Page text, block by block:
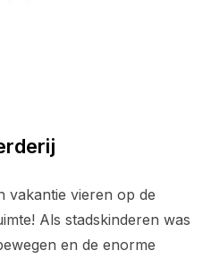
vakantie vieren op de
Als stadskinderen was
en de enorme